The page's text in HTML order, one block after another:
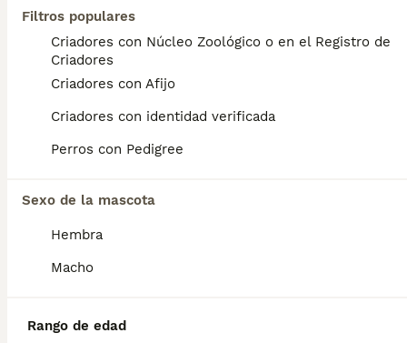
Filtros populares
Criadores con Núcleo Zoológico o en el Registro de
Criadores
Criadores con Afijo
Criadores con identidad verificada
Perros con Pedigree
Sexo de la mascota
Hembra
Macho
Rango de edad
¿Cuánto cuesta un cachorro
de Aidi?
El coste medio de un cachorro de Aidi en
España es de aproximadamente 350€,
aunque los precios pueden variar según
factores como el pedigrí, la reputación del
¿Cómo es el carácter de
¿Cuáles son las ventajas y